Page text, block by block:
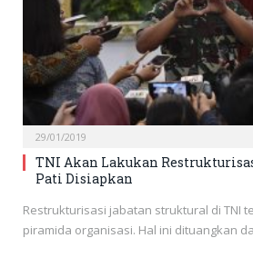
29/01/2019
TNI Akan Lakukan
Pati Disiapkan
Restrukturisasi jabatan struktural di TNI
piramida organisasi. Hal ini dituangkan